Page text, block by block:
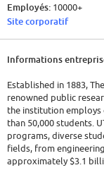
Employés: 10000+
Site corporatif
Informations
Established in 1883,
renowned public
the institution employs
than 50,000 students.
programs, diverse
fields, from
approximately $3.1